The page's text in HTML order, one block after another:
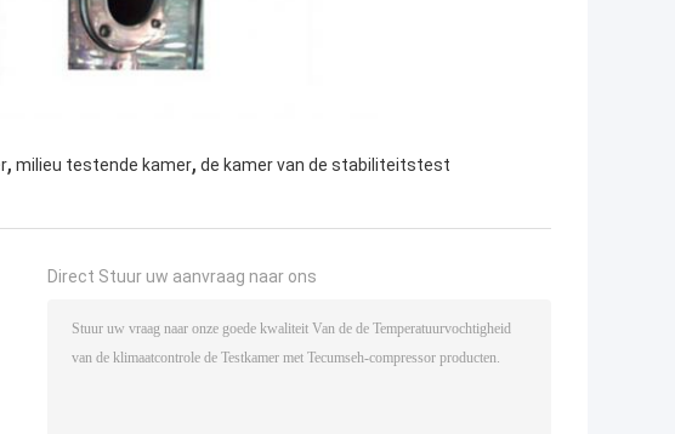
, milieu testende kamer, de kamer van de stabiliteitstest
Direct Stuur uw aanvraag naar ons